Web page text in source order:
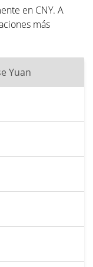
en CNY. A
más
Yuan